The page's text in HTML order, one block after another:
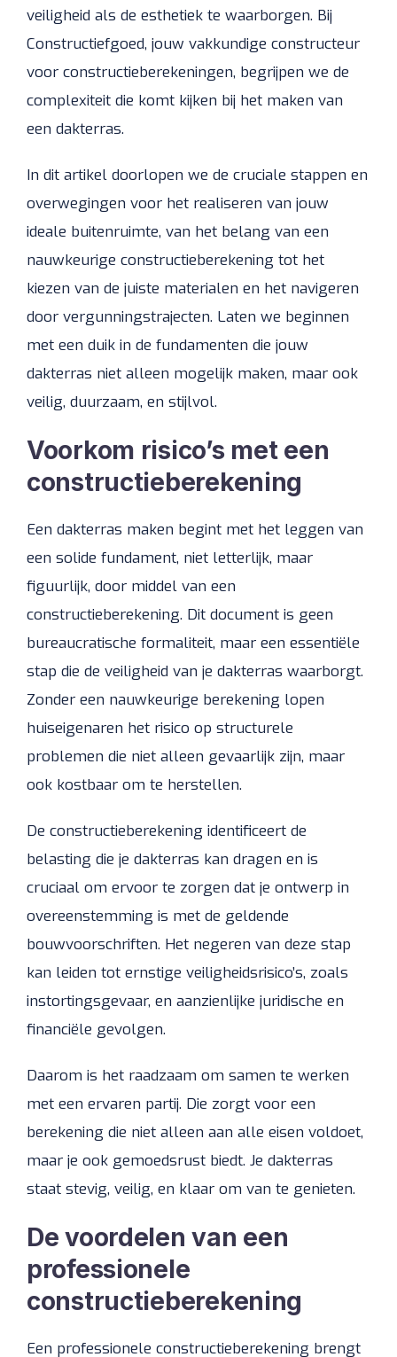
veiligheid als de esthetiek te waarborgen. Bij
Constructiefgoed, jouw vakkundige constructeur
voor constructieberekeningen, begrijpen we de
complexiteit die komt kijken bij het maken van
een dakterras.
In dit artikel doorlopen we de cruciale stappen en
overwegingen voor het realiseren van jouw
ideale buitenruimte, van het belang van een
nauwkeurige constructieberekening tot het
kiezen van de juiste materialen en het navigeren
door vergunningstrajecten. Laten we beginnen
met een duik in de fundamenten die jouw
dakterras niet alleen mogelijk maken, maar ook
veilig, duurzaam, en stijlvol.
Voorkom risico’s met een
constructieberekening
Een dakterras maken begint met het leggen van
een solide fundament, niet letterlijk, maar
figuurlijk, door middel van een
constructieberekening. Dit document is geen
bureaucratische formaliteit, maar een essentiële
stap die de veiligheid van je dakterras waarborgt.
Zonder een nauwkeurige berekening lopen
huiseigenaren het risico op structurele
problemen die niet alleen gevaarlijk zijn, maar
ook kostbaar om te herstellen.
De constructieberekening identificeert de
belasting die je dakterras kan dragen en is
cruciaal om ervoor te zorgen dat je ontwerp in
overeenstemming is met de geldende
bouwvoorschriften. Het negeren van deze stap
kan leiden tot ernstige veiligheidsrisico’s, zoals
instortingsgevaar, en aanzienlijke juridische en
financiële gevolgen.
Daarom is het raadzaam om samen te werken
met een ervaren partij. Die zorgt voor een
berekening die niet alleen aan alle eisen voldoet,
maar je ook gemoedsrust biedt. Je dakterras
staat stevig, veilig, en klaar om van te genieten.
De voordelen van een
professionele
constructieberekening
Een professionele constructieberekening brengt